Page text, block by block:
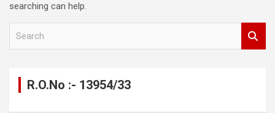
searching can help.
R.O.No :- 13954/33